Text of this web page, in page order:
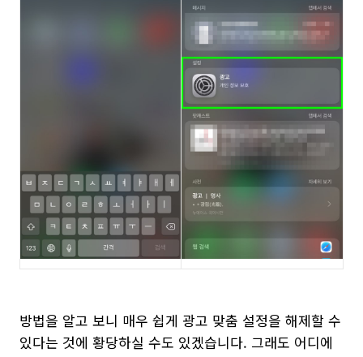
방법을 알고 보니 매우 쉽게 광고 맞춤 설정을 해제할 수
있다는 것에 황당하실 수도 있겠습니다. 그래도 어디에